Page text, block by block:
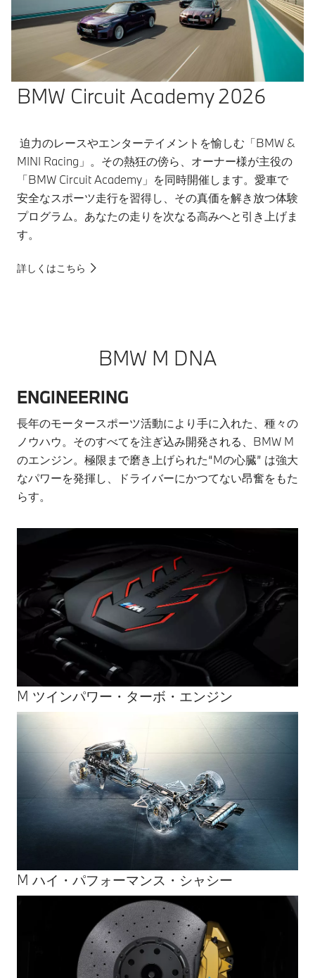
BMW Circuit Academy 2026
迫力のレースやエンターテイメントを愉しむ「BMW &
MINI Racing」。その熱狂の傍ら、オーナー様が主役の
「BMW Circuit Academy」を同時開催します。愛車で
安全なスポーツ走行を習得し、その真価を解き放つ体験
プログラム。あなたの走りを次なる高みへと引き上げま
す。
詳しくはこちら
BMW M DNA
ENGINEERING
長年のモータースポーツ活動により手に入れた、種々の
ノウハウ。そのすべてを注ぎ込み開発される、BMW M
のエンジン。極限まで磨き上げられた“Mの心臓” は強大
なパワーを発揮し、ドライバーにかつてない昂奮をもた
らす。
M ツインパワー・ターボ・エンジン
M ハイ・パフォーマンス・シャシー